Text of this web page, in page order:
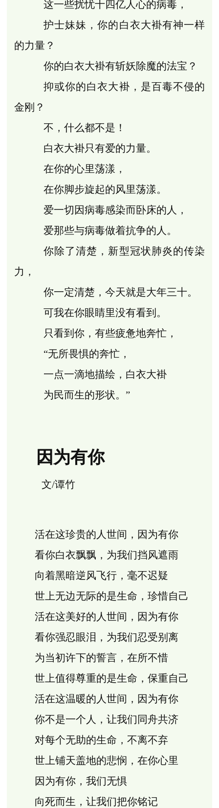
这一些扰忧十四亿人心的病毒，
护士妹妹，你的白衣大褂有神一样
的力量？
你的白衣大褂有斩妖除魔的法宝？
抑或你的白衣大褂，是百毒不侵的
金刚？
不，什么都不是！
白衣大褂只有爱的力量。
在你的心里荡漾，
在你脚步旋起的风里荡漾。
爱一切因病毒感染而卧床的人，
爱那些与病毒做着抗争的人。
你除了清楚，新型冠状肺炎的传染
力，
你一定清楚，今天就是大年三十。
可我在你眼睛里没有看到。
只看到你，有些疲惫地奔忙，
“无所畏惧的奔忙，
一点一滴地描绘，白衣大褂
为民而生的形状。”
因为有你
文/谭竹
活在这珍贵的人世间，因为有你
看你白衣飘飘，为我们挡风遮雨
向着黑暗逆风飞行，毫不迟疑
世上无边无际的是生命，珍惜自己
活在这美好的人世间，因为有你
看你强忍眼泪，为我们忍受别离
为当初许下的誓言，在所不惜
世上值得尊重的是生命，保重自己
活在这温暖的人世间，因为有你
你不是一个人，让我们同舟共济
对每个无助的生命，不离不弃
世上铺天盖地的悲悯，在你心里
因为有你，我们无惧
向死而生，让我们把你铭记